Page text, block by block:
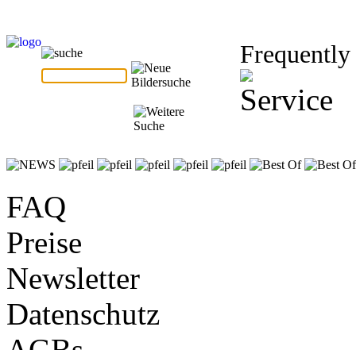
Frequently
FAQ
Preise
Newsletter
Datenschutz